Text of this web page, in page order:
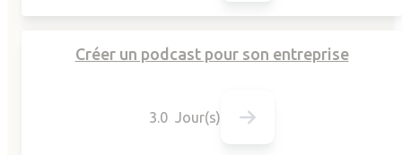
Créer un podcast pour son entreprise
3.0 Jour(s)